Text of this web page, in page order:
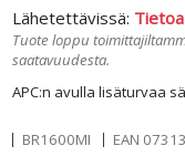
APC:n avulla lisäturvaa
Lähetettävissä:
Tuote loppu
saatavuudesta.
BR1600MI EAN